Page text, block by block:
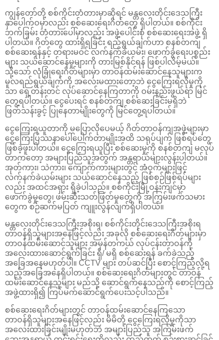
ကျွန်တော်တို့ စစ်ကိုင်းတံတားမှာဆိုရင် မန္တလေးတိုင်းဒေသကြီး
နှာပေါက်ဝမှာလည်း စစ်ဆေးရေးဂိတ်တွေ ရှိပါတယ်။ စစ်ကိုင်း
ဘက်ခြမ်း တံတားပေါ်မှာလည်း အဖွဲ့ပေါင်းစုံ စစ်ဆေးရေးအဖွဲ့ ရှိ
ပါတယ်။ ဂိတ်တွေ ထားရှိရခြင်း ရည်ရွယ်ချက်ဟာ စနစ်တကျ
စစ်ဆေးရန်နှင့် တရားမဝင် လက်နက်ခဲယမ်း၊ ဖောက်ခွဲရေးပစ္စည်း
များ သယ်ဆောင်နေမှုများကို တားမြစ်နိုင်ရန် ဖြစ်ပါလိမ့်မယ်။
သို့သော် လုံခြုံရေးဂိတ်များမှာ တာဝန်ထမ်းဆောင်နေသူများက
မူလရည်ရွယ်ချက်ကို အလေးမထားတော့ဘဲ ငွေကြေးရလိုမှုကို
သာ ရှေ့တန်းတင် လုပ်ဆောင်နေကြတာကို ဝမ်းနည်းဖွယ်ရာ မြင်
တွေ့ရပါတယ်။ ငွေပေးရင် စနစ်တကျ စစ်ဆေးခြင်းမရှိဘဲ
ဖြတ်သန်းခွင့် ပြုနေတာမျိုးတွေကို မြင်တွေ့ရပါတယ်။
ငွေကြေးရယူတာကို မပြောလိုပေမယ့် ဂိတ်တာဝန်ကျအဖွဲ့များမှာ
ငွေကြေးပြဿနာပေါ်ပေါက်တာမျိုးအထိ သရုပ်ပျက် ဖြစ်ရပ်တွေ
ဖြစ်ခဲ့ဖူးပါတယ်။ ငွေကြေးရယူပြီး စစ်ဆေးမှုကို စနစ်တကျ မလုပ်
တာကတော့ အများပြည်သူအတွက် အန္တရာယ်များလွန်းပါတယ်။
အုတ်ကား၊ သဲကား၊ ကျောက်ကားများတွင် အံဝှက်များဖြင့်
လက်နက်ခဲယမ်းများ သယ်ဆောင်နေသည့် ဖြစ်စဉ်ဖြစ်ရပ်များ
လည်း အထင်အရှား ရှိခဲ့ပါသည်။ စစ်ကိုင်းမြို့ဝန်းကျင်မှာ
ဖောက်ခွဲမှုတွေ၊ ဖမ်းဆီးသတ်ဖြတ်မှုတွေကို အကြမ်းဖက်သမား
တွေက စဉ်ဆက်မပြတ် ကျူးလွန်လျက်ရှိပါတယ်။
မန္တလေးတိုင်းဒေသကြီးအစိုးရ၊ စစ်ကိုင်းတိုင်းဒေသကြီးအစိုးရ
တာဝန်ရှိသူများအနေဖြင့်လည်း အခုလို စစ်ဆေးရေးဂိတ်များမှာ
တာဝန်ထမ်းဆောင်သူများ အမှန်တကယ် လုပ်ငန်းတာဝန်ကို
အလေးထားဆောင်ရွက်ခြင်း ရှိ/ မရှိ စစ်ဆေးရန် ခက်ခဲသည့်
အခြေအနေမဟုတ်ပါ။ CCTV များ တပ်ဆင်ပြီး စောင့်ကြည့်လို့ရ
သည့်အခြေအနေရှိပါတယ်။ စစ်ဆေးရေးဂိတ်များတွင် တာဝန်
ထမ်းဆောင်နေသူများ မည်သို့ ဆောင်ရွက်နေသည်ကို စောင့်ကြည့်
အဖွဲ့ထားရှိ၍ ကြပ်မက်ဆောင်ရွက်ပေးသင့်ပါသည်။
စစ်ဆေးရေးဂိတ်များတွင် တာဝန်ထမ်းဆောင်နေကြသော
တာဝန်ရှိသူများအနေဖြင့်လည်း မိမိတို့ ငွေကြေးရလိုမှုကိုသာ
အလေးထားခြင်းမျိုးမဟုတ်ဘဲ အများပြည်သူ အကြမ်းဖက်